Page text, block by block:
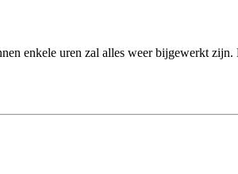
enkele uren zal alles weer bijgewerkt